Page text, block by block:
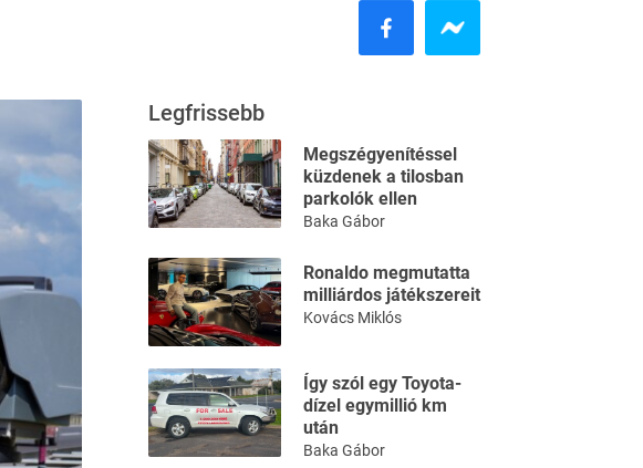
Legfrissebb
Megszégyenítéssel
küzdenek a tilosban
parkolók ellen
Baka Gábor
Ronaldo megmutatta
milliárdos játékszereit
Kovács Miklós
Így szól egy Toyota-
dízel egymillió km
után
Baka Gábor